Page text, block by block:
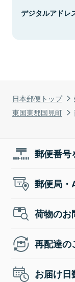
日本郵便トップ
東国東郡国見町
デジタルアドレ
郵便番号
郵便局・
荷物のお
再配達の
お届け日